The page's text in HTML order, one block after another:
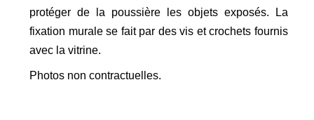
protéger de la poussière les objets exposés. La
fixation murale se fait par des vis et crochets fournis
avec la vitrine.
Photos non contractuelles.